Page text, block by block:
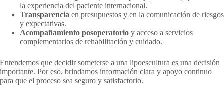
la experiencia del paciente internacional.
Transparencia en presupuestos y en la comunicación de riesgos
y expectativas.
Acompañamiento posoperatorio y acceso a servicios
complementarios de rehabilitación y cuidado.
Entendemos que decidir someterse a una lipoescultura es una decisión
importante. Por eso, brindamos información clara y apoyo continuo
para que el proceso sea seguro y satisfactorio.